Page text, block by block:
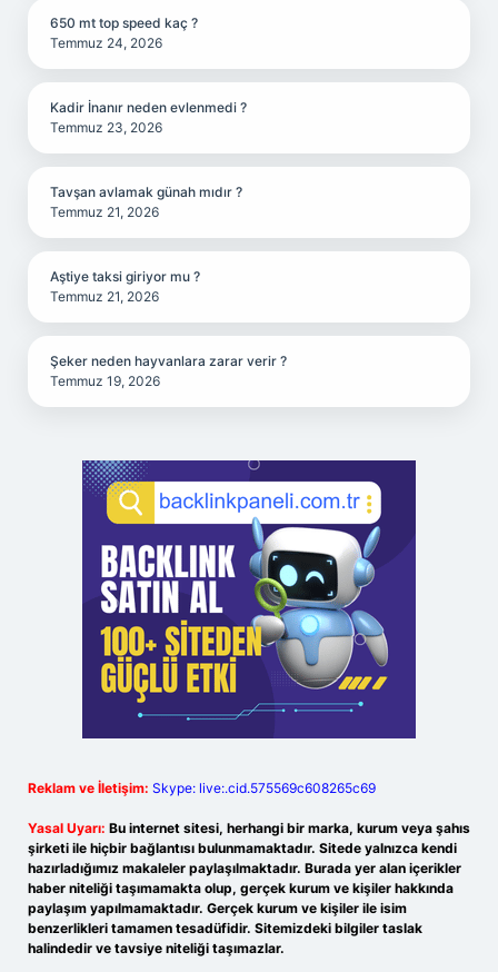
650 mt top speed kaç ?
Temmuz 24, 2026
Kadir İnanır neden evlenmedi ?
Temmuz 23, 2026
Tavşan avlamak günah mıdır ?
Temmuz 21, 2026
Aştiye taksi giriyor mu ?
Temmuz 21, 2026
Şeker neden hayvanlara zarar verir ?
Temmuz 19, 2026
Reklam ve İletişim: Skype: live:.cid.575569c608265c69
Yasal Uyarı: Bu internet sitesi, herhangi bir marka, kurum veya şahıs
şirketi ile hiçbir bağlantısı bulunmamaktadır. Sitede yalnızca kendi
hazırladığımız makaleler paylaşılmaktadır. Burada yer alan içerikler
haber niteliği taşımamakta olup, gerçek kurum ve kişiler hakkında
paylaşım yapılmamaktadır. Gerçek kurum ve kişiler ile isim
benzerlikleri tamamen tesadüfidir. Sitemizdeki bilgiler taslak
halindedir ve tavsiye niteliği taşımazlar.